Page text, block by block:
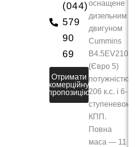
(044)
579
90
69
Отримати
комерційну
пропозицію
оснащене
дизельним
двигуном
Cummins
B4.5EV210
(Євро 5)
потужністю
206 к.с. і 6-
ступеневою
КПП.
Повна
маса — 11